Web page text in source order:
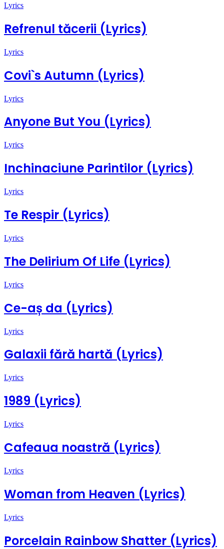
Lyrics
Refrenul tăcerii (Lyrics)
Lyrics
Covi`s Autumn (Lyrics)
Lyrics
Anyone But You (Lyrics)
Lyrics
Inchinaciune Parintilor (Lyrics)
Lyrics
Te Respir (Lyrics)
Lyrics
The Delirium Of Life (Lyrics)
Lyrics
Ce-aș da (Lyrics)
Lyrics
Galaxii fără hartă (Lyrics)
Lyrics
1989 (Lyrics)
Lyrics
Cafeaua noastră (Lyrics)
Lyrics
Woman from Heaven (Lyrics)
Lyrics
Porcelain Rainbow Shatter (Lyrics)